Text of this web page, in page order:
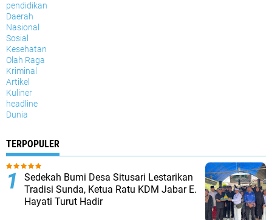
pendidikan
Daerah
Nasional
Sosial
Kesehatan
Olah Raga
Kriminal
Artikel
Kuliner
headline
Dunia
TERPOPULER
Sedekah Bumi Desa Situsari Lestarikan
Tradisi Sunda, Ketua Ratu KDM Jabar E.
Hayati Turut Hadir